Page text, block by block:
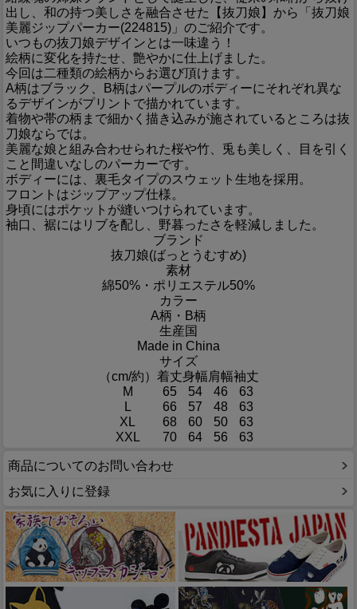
出し、和の持つ美しさを融合させた【抜刀娘】から「抜刀娘
美麗ジップパーカー(224815)」のご紹介です。
いつもの抜刀娘デザインとは一味違う！
絵柄に変化を持たせ、艶やかに仕上げました。
今回は二種類の絵柄からお選び頂けます。
A柄はブラック、B柄はパープルのボディーにそれぞれ異な
るデザインがプリントで描かれています。
着物や帯の柄まで細かく描き込みが施されているところは抜
刀娘ならでは。
美麗な娘と組み合わせられた桜や竹、兎も美しく、目を引く
こと間違いなしのパーカーです。
ボディーには、裏毛タイプのスウェット生地を採用。
フロントはジップアップ仕様。
身頃にはポケットが縫いつけられています。
袖口、裾にはリブを配し、野暮ったさを軽減しました。
ブランド
抜刀娘(ばっとうむすめ)
素材
綿50%・ポリエステル50%
カラー
A柄・B柄
生産国
Made in China
サイズ
（cm/約） 着丈身幅肩幅袖丈
M
65 54 46
63
L
66 57 48
63
XL
68 60 50
63
XXL
70 64 56 63
商品についてのお問い合わせ
お気に入りに登録